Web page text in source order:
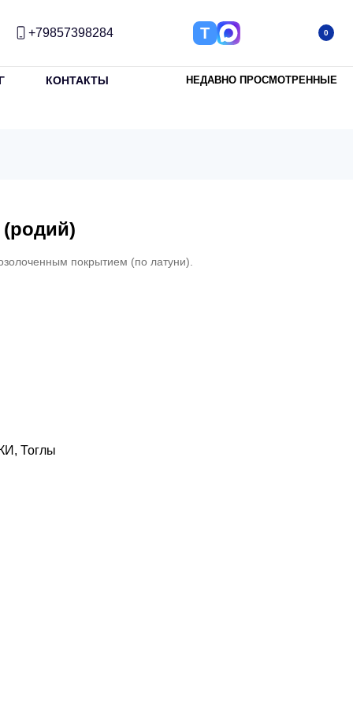
+79857398284 Т 0
КОНТАКТЫ НЕДАВНО ПРОСМОТРЕННЫЕ
покрытием (по латуни).
, Тоглы